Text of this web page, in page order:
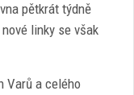
pětkrát týdně
linky se však
Varů a celého